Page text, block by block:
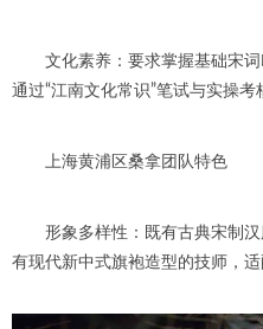
文化素养：要求掌握基础宋词
通过“江南文化常识”笔试与实操考
上海黄浦区桑拿团队特色
形象多样性：既有古典宋制汉
有现代新中式旗袍造型的技师，